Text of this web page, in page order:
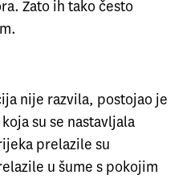
Zato ih tako često
nije razvila, postojao je
su se nastavljala
prelazile su
u šume s pokojim